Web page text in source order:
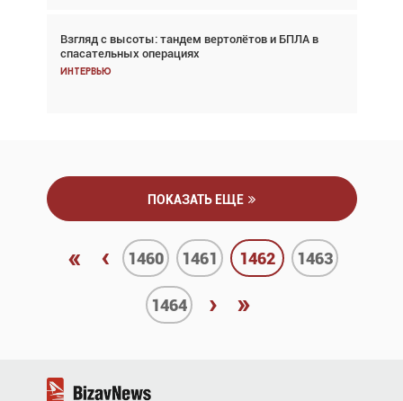
Взгляд с высоты: тандем вертолётов и БПЛА в
спасательных операциях
Интервью
Частный самолёт – это актив. Подходите к
покупке соответствующим образом
Интервью
ПОКАЗАТЬ ЕЩЕ
« ‹ 1460 1461 1462 1463
1464 › »